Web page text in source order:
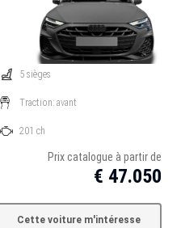
5 sièges
Traction: avant
201 ch
Prix catalogue à partir de
€ 47.050
Cette voiture m'intéresse